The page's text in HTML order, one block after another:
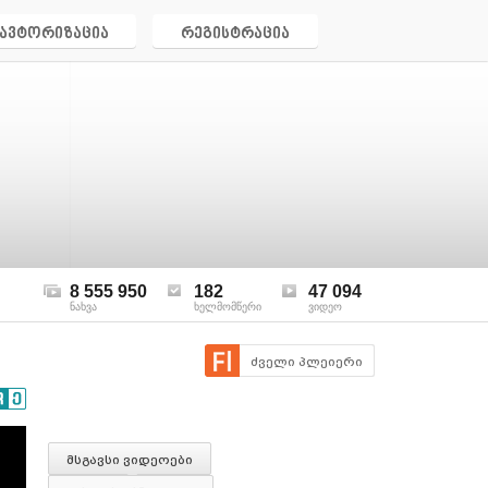
ავტორიზაცია რეგისტრაცია
8 555 950
ნახვა
182
ხელმომწერი
47 094
ვიდეო
ძველი პლეიერი
მსგავსი ვიდეოები